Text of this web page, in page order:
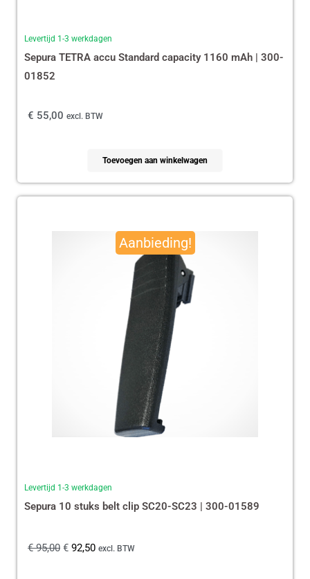
Levertijd 1-3 werkdagen
Sepura TETRA accu Standard capacity 1160 mAh | 300-
01852
€ 55,00 excl. BTW
Toevoegen aan winkelwagen
Aanbieding!
Levertijd 1-3 werkdagen
Sepura 10 stuks belt clip SC20-SC23 | 300-01589
€95,00 € 92,50 excl. BTW